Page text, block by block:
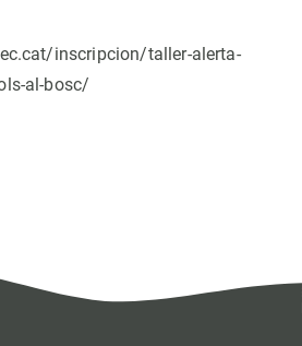
inscripcion/taller-alerta-
al-bosc/